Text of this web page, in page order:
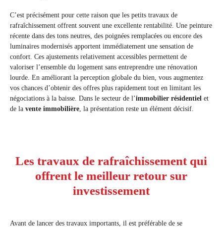
C’est précisément pour cette raison que les petits travaux de
rafraîchissement offrent souvent une excellente rentabilité. Une peinture
récente dans des tons neutres, des poignées remplacées ou encore des
luminaires modernisés apportent immédiatement une sensation de
confort. Ces ajustements relativement accessibles permettent de
valoriser l’ensemble du logement sans entreprendre une rénovation
lourde. En améliorant la perception globale du bien, vous augmentez
vos chances d’obtenir des offres plus rapidement tout en limitant les
négociations à la baisse. Dans le secteur de l’immobilier résidentiel et
de la vente immobilière , la présentation reste un élément décisif.
Les travaux de rafraîchissement qui
offrent le meilleur retour sur
investissement
Avant de lancer des travaux importants, il est préférable de se